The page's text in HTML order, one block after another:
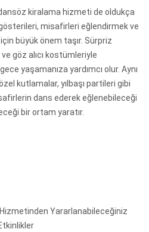
kiralama hizmeti de oldukça
misafirleri eğlendirmek ve
büyük önem taşır. Sürpriz
göz alıcı kostümleriyle
yaşamanıza yardımcı olur. Aynı
kutlamalar, yılbaşı partileri gibi
dans ederek eğlenebileceği
bir ortam yaratır.
Yararlanabileceğiniz